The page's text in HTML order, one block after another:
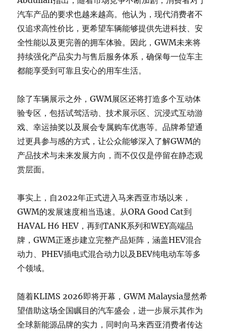
汽车产品的要求也越来越高。他认为，现代消费者不
仅追求高性价比，更希望车辆能够提供先进科技、安
全性能以及更完善的拥车体验。因此，GWM未来将
持续强化产品实力与售后服务体系，确保每一位车主
都能享受到可靠且安心的用车生活。
除了车辆展示之外，GWM展区还将打造多个互动体
验专区，包括试驾活动、技术展示区、沉浸式互动游
戏、幸运抽奖以及展会专属购车优惠等。品牌希望通
过更具参与感的方式，让公众能够深入了解GWM的
产品技术与未来发展方向，而不仅仅是停留在静态观
赏层面。
事实上，自2022年正式进入马来西亚市场以来，
GWM的发展速度相当迅速。从ORA Good Cat到
HAVAL H6 HEV，再到TANK系列和WEY高端品
牌，GWM正逐步建立完整产品矩阵，涵盖HEV混合
动力、PHEV插电式混合动力以及BEV纯电动车等多
个领域。
随着KLIMS 2026即将开幕，GWM Malaysia显然希
望借助这场全国瞩目的汽车盛会，进一步展示其作为
全球新能源品牌的实力，同时向马来西亚消费者传达